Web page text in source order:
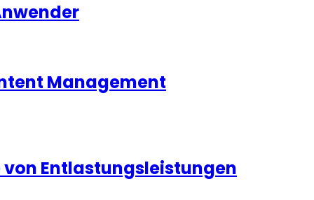
Management
Entlastungsleistungen